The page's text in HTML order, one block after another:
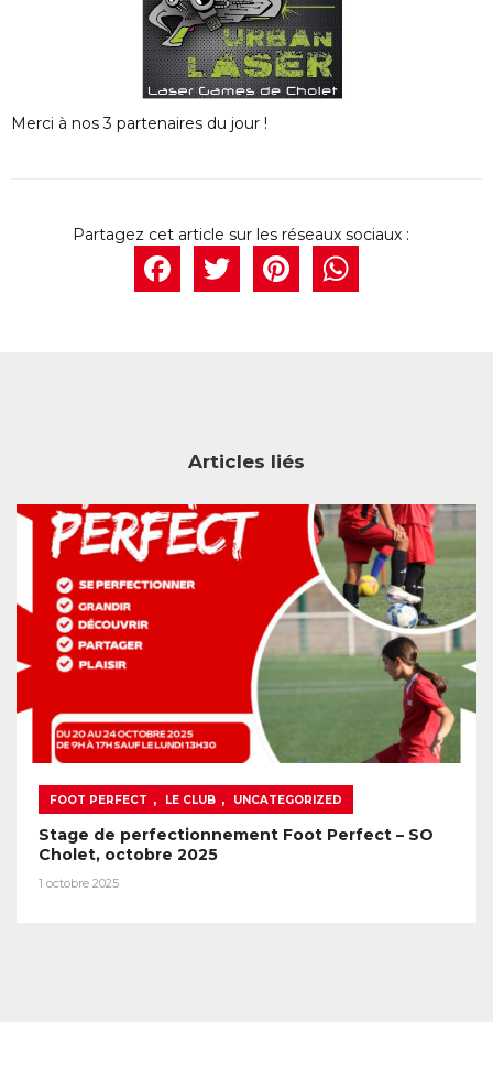
Merci à nos 3 partenaires du jour !
Facebook
Twitter
Articles liés
FOOT PERFECT , LE CLUB , UNCATEGORIZED
Stage de perfectionnement Foot Perfect – SO
Cholet, octobre 2025
1 octobre 2025